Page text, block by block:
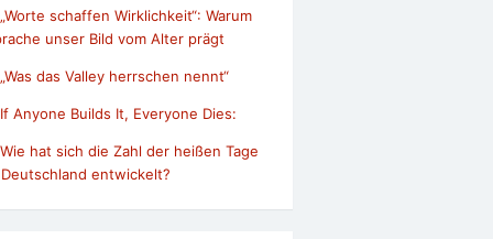
„Worte schaffen Wirklichkeit“: Warum
unser Bild vom Alter prägt
„Was das Valley herrschen nennt“
If Anyone Builds It, Everyone Dies:
Wie hat sich die Zahl der heißen Tage
entwickelt?